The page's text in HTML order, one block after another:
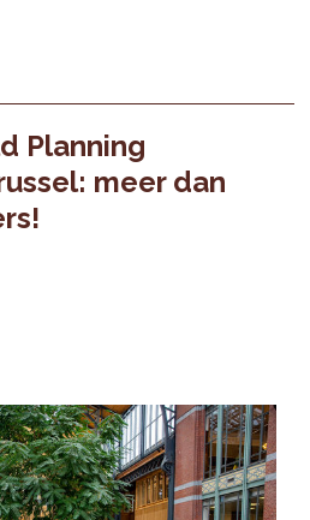
Planning
meer dan